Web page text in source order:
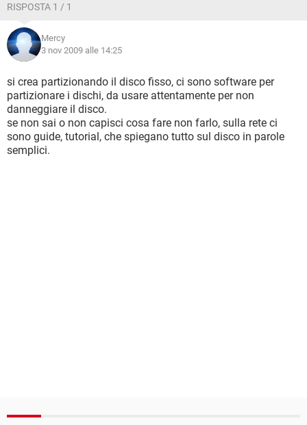
RISPOSTA 1 / 1
Mercy
3 nov 2009 alle 14:25
si crea partizionando il disco fisso, ci sono software per
partizionare i dischi, da usare attentamente per non
danneggiare il disco.
se non sai o non capisci cosa fare non farlo, sulla rete ci
sono guide, tutorial, che spiegano tutto sul disco in parole
semplici.